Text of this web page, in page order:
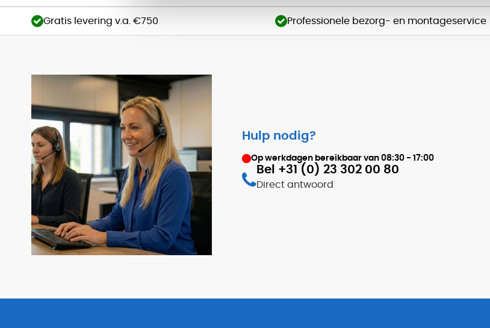
Gratis levering v.a. €750 Professionele bezorg- en montageservice
Hulp nodig?
Op werkdagen bereikbaar van 08:30 - 17:00
Bel +31 (0) 23 302 00 80
Direct antwoord